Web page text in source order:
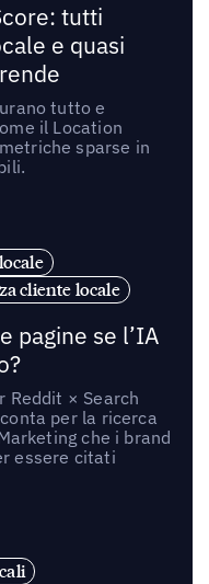
tutti
e quasi
tutto e
il Location
sparse in
cliente locale
pagine se l’IA
Reddit × Search
per la ricerca
che i brand
essere citati